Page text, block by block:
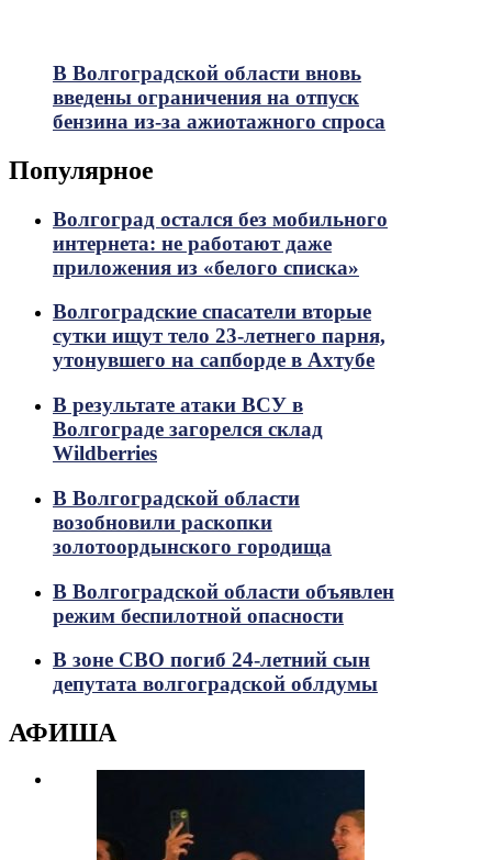
В Волгоградской области вновь
введены ограничения на отпуск
бензина из-за ажиотажного спроса
Популярное
Волгоград остался без мобильного
интернета: не работают даже
приложения из «белого списка»
Волгоградские спасатели вторые
сутки ищут тело 23-летнего парня,
утонувшего на сапборде в Ахтубе
В результате атаки ВСУ в
Волгограде загорелся склад
Wildberries
В Волгоградской области
возобновили раскопки
золотоордынского городища
В Волгоградской области объявлен
режим беспилотной опасности
В зоне СВО погиб 24-летний сын
депутата волгоградской облдумы
АФИША